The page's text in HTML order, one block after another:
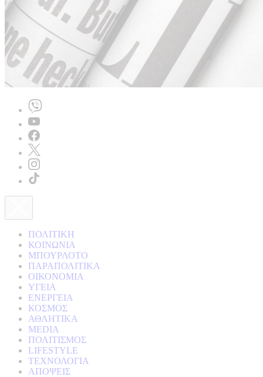
ΠΟΛΙΤΙΚΗ
ΚΟΙΝΩΝΙΑ
ΜΠΟΥΡΛΟΤΟ
ΠΑΡΑΠΟΛΙΤΙΚΑ
ΟΙΚΟΝΟΜΙΑ
ΥΓΕΙΑ
ΕΝΕΡΓΕΙΑ
ΚΟΣΜΟΣ
ΑΘΛΗΤΙΚΑ
MEDIA
ΠΟΛΙΤΙΣΜΟΣ
LIFESTYLE
ΤΕΧΝΟΛΟΓΙΑ
ΑΠΟΨΕΙΣ